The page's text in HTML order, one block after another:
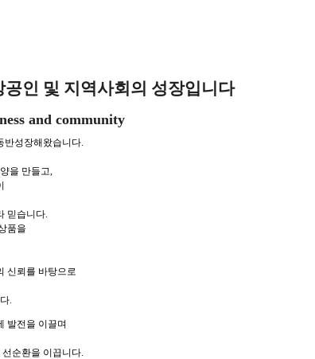
인 및 지역사회의 성장입니다
and community
반성장해왔습니다.
을 만들고,
믿습니다.
품을
신뢰를 바탕으로
.
발전을 이끌며
순환을 이끕니다.